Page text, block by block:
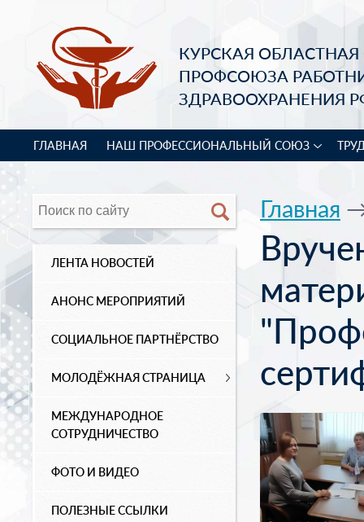
КУРСКАЯ
ПРОФСОЮЗА
ЗДРАВООХРАНЕНИЯ
ГЛАВНАЯ НАШ ПРОФЕССИОНАЛЬНЫЙ СОЮЗ
ЛЕНТА НОВОСТЕЙ
АНОНС МЕРОПРИЯТИЙ
СОЦИАЛЬНОЕ ПАРТНЁРСТВО
МОЛОДЁЖНАЯ СТРАНИЦА
МЕЖДУНАРОДНОЕ
СОТРУДНИЧЕСТВО
ФОТО И ВИДЕО
ПОЛЕЗНЫЕ ССЫЛКИ
Главная